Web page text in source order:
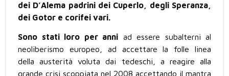
dei D’Alema padrini dei Cuperlo, degli Speranza,
dei Gotor e corifei vari.
Sono stati loro per anni ad essere subalterni al
neoliberismo europeo, ad accettare la folle linea
della austerità voluta dai tedeschi, a reagire alla
grande crisi scoppiata nel 2008 accettando il mantra